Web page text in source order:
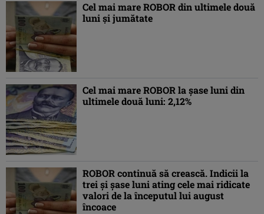
Cel mai mare ROBOR din ultimele două
luni şi jumătate
Cel mai mare ROBOR la şase luni din
ultimele două luni: 2,12%
ROBOR continuă să crească. Indicii la
trei şi şase luni ating cele mai ridicate
valori de la începutul lui august
încoace